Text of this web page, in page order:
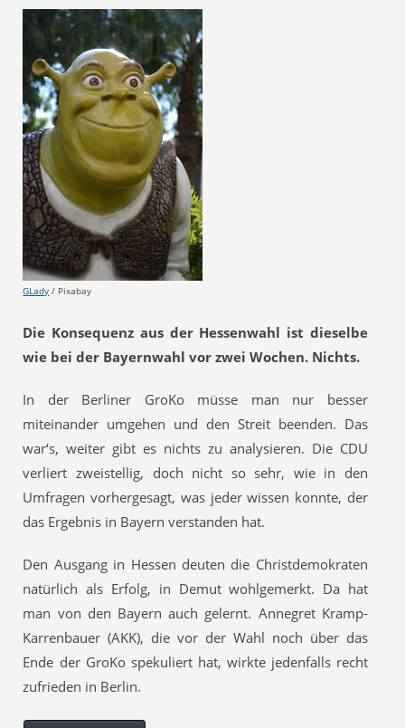
GLady / Pixabay
Die Konsequenz aus der Hessenwahl ist dieselbe
wie bei der Bayernwahl vor zwei Wochen. Nichts.
In der Berliner GroKo müsse man nur besser
miteinander umgehen und den Streit beenden. Das
war‘s, weiter gibt es nichts zu analysieren. Die CDU
verliert zweistellig, doch nicht so sehr, wie in den
Umfragen vorhergesagt, was jeder wissen konnte, der
das Ergebnis in Bayern verstanden hat.
Den Ausgang in Hessen deuten die Christdemokraten
natürlich als Erfolg, in Demut wohlgemerkt. Da hat
man von den Bayern auch gelernt. Annegret Kramp-
Karrenbauer (AKK), die vor der Wahl noch über das
Ende der GroKo spekuliert hat, wirkte jedenfalls recht
zufrieden in Berlin.